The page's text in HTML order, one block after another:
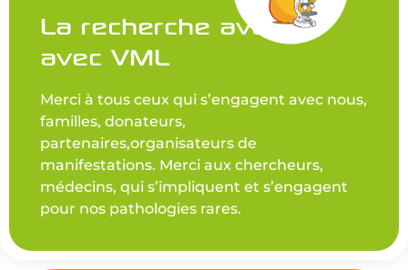
La recherche avance
avec VML
Merci à tous ceux qui s’engagent avec nous,
familles, donateurs,
partenaires,organisateurs de
manifestations. Merci aux chercheurs,
médecins, qui s’impliquent et s’engagent
pour nos pathologies rares.